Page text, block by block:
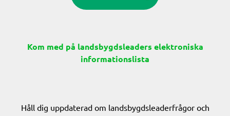
Kom med på landsbygdsleaders elektroniska
informationslista
Håll dig uppdaterad om landsbygdsleaderfrågor och